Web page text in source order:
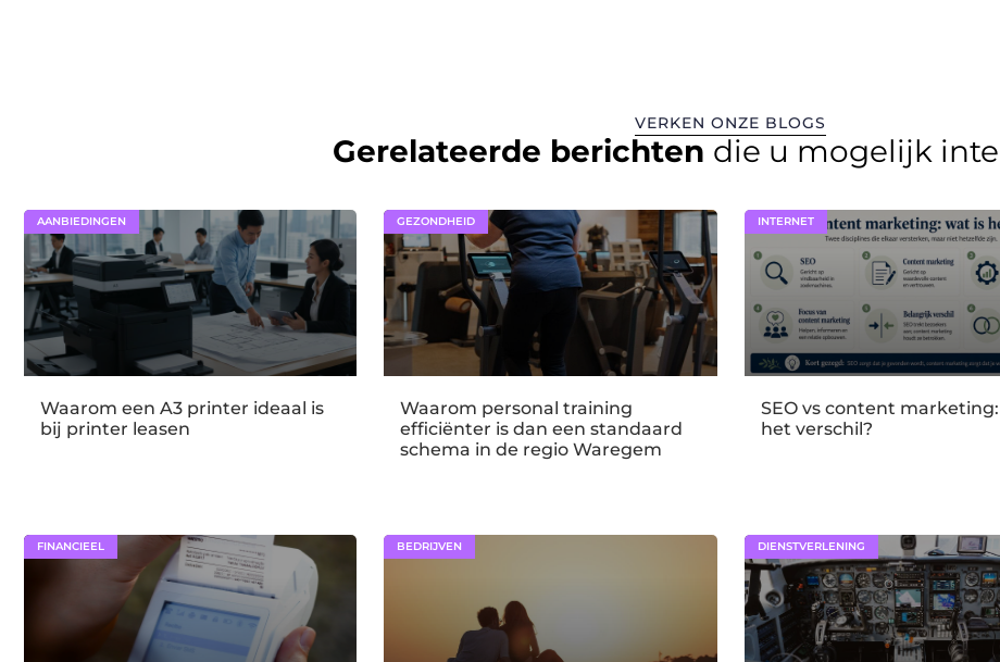
VERKEN ONZE BLOGS
Gerelateerde berichten die u mogelijk
AANBIEDINGEN
Waarom een A3 printer ideaal is
bij printer leasen
GEZONDHEID
Waarom personal training
efficiënter is dan een standaard
schema in de regio Waregem
INTERNET
SEO vs content
het verschil?
FINANCIEEL BEDRIJVEN DIENSTVERLENING